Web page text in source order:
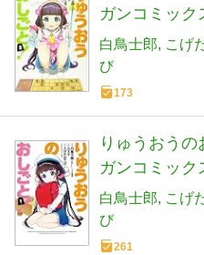
ガンコミック
白鳥士郎 こげ
び
173
りゅうおう
ガンコミック
白鳥士郎 こげ
び
261